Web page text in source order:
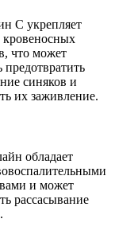
С укрепляет
кровеносных
что может
предотвратить
синяков и
их заживление.
обладает
и может
рассасывание